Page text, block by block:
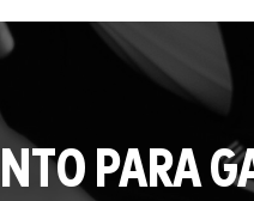
PARA